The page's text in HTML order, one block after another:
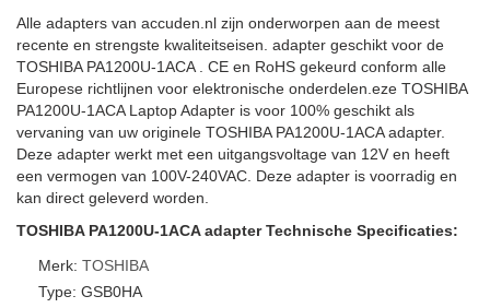
Alle adapters van accuden.nl zijn onderworpen aan de meest
recente en strengste kwaliteitseisen. adapter geschikt voor de
TOSHIBA PA1200U-1ACA . CE en RoHS gekeurd conform alle
Europese richtlijnen voor elektronische onderdelen.eze TOSHIBA
PA1200U-1ACA Laptop Adapter is voor 100% geschikt als
vervaning van uw originele TOSHIBA PA1200U-1ACA adapter.
Deze adapter werkt met een uitgangsvoltage van 12V en heeft
een vermogen van 100V-240VAC. Deze adapter is voorradig en
kan direct geleverd worden.
TOSHIBA PA1200U-1ACA adapter Technische Specificaties:
Merk: TOSHIBA
Type: GSB0HA